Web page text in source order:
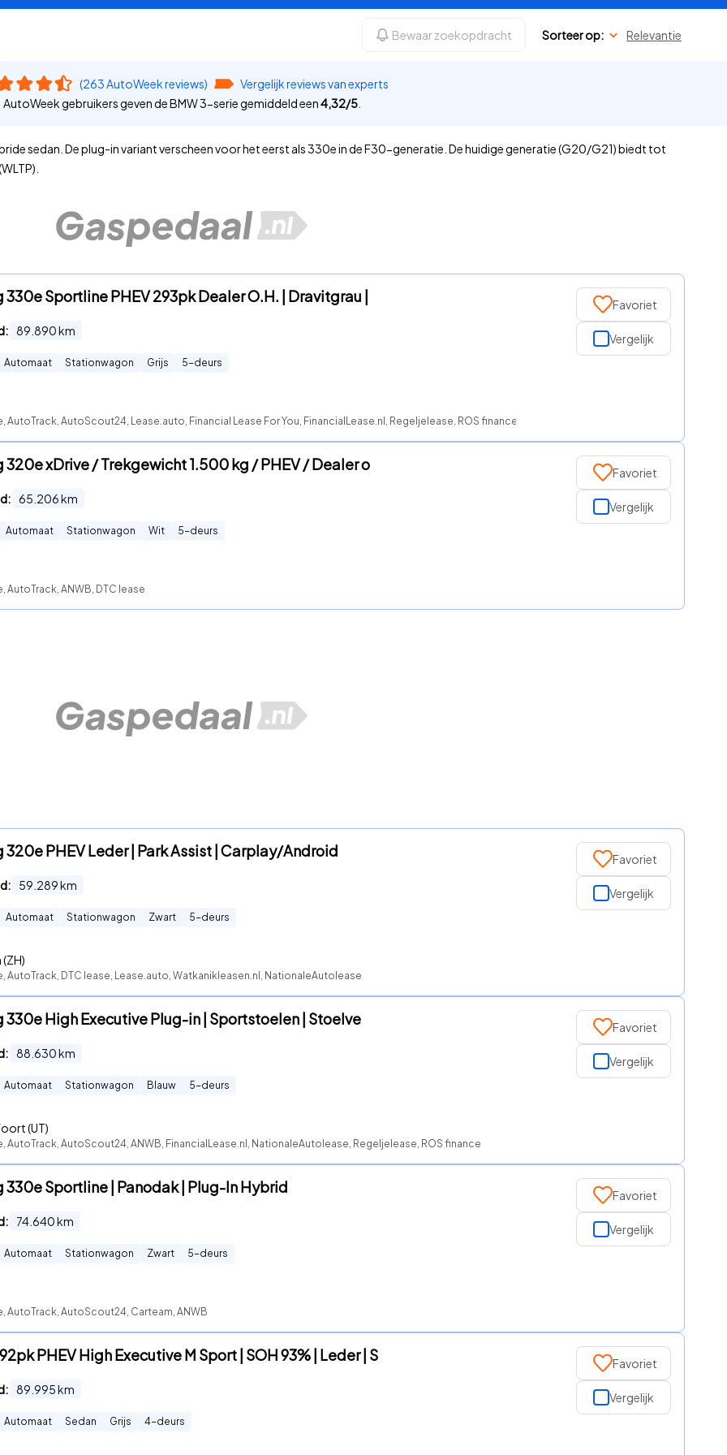
Bewaar zoekopdracht Sorteer op: Relevantie
(263 AutoWeek reviews)
Vergelijk reviews van experts
AutoWeek gebruikers geven de BMW 3-serie gemiddeld een4,32/5.
sedan. De plug-in variant verscheen voor het eerst als 330e in de F30-generatie. De huidige generatie (G20/G21) biedt tot
330e Sportline PHEV 293pk Dealer O.H. | Dravitgrau |
89.890km
Automaat Stationwagon Grijs 5-deurs
AutoScout24, Lease.auto, Financial Lease For You, FinancialLease.nl, Regeljelease, ROS finance
Favoriet
Vergelijk
320e xDrive / Trekgewicht 1.500 kg / PHEV / Dealer o
65.206km
Automaat Stationwagon Wit 5-deurs
ANWB, DTC lease
Favoriet
Vergelijk
320e PHEV Leder | Park Assist | Carplay/Android
59.289km
Automaat Stationwagon Zwart 5-deurs
DTC lease, Lease.auto, Watkanikleasen.nl, NationaleAutolease
Favoriet
Vergelijk
330e High Executive Plug-in | Sportstoelen | Stoelve
88.630km
Automaat Stationwagon Blauw 5-deurs
(UT)
AutoScout24, ANWB, FinancialLease.nl, NationaleAutolease, Regeljelease, ROS finance
Favoriet
Vergelijk
330e Sportline | Panodak | Plug-In Hybrid
74.640km
Automaat Stationwagon Zwart 5-deurs
AutoScout24, Carteam, ANWB
Favoriet
Vergelijk
PHEV High Executive M Sport | SOH 93% | Leder | S
89.995km
Automaat Sedan Grijs 4-deurs
Favoriet
Vergelijk